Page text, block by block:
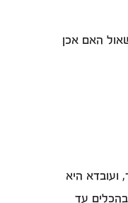
האם אכן
היא
עד